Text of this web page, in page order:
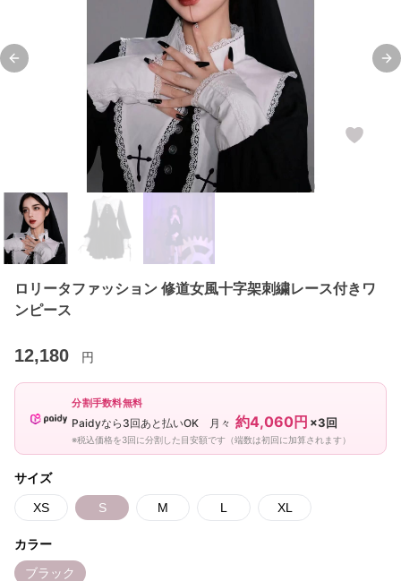
Previous slide
ロリータファッション 修道女風十字架刺繍レース付きワ
ンピース
12,180 円
分割手数料無料
Paidyなら3回あと払いOK 月々 約4,060円 ×3回
※税込価格を3回に分割した目安額です（端数は初回に加算されます）
サイズ
XS S M L XL
カラー
ブラック